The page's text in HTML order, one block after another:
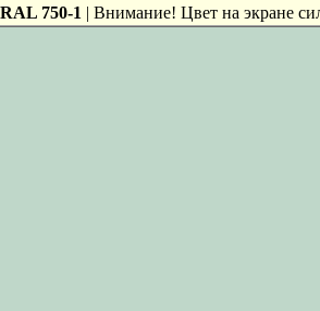
RAL 750-1 | Внимание! Цвет на экране